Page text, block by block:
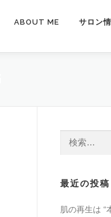
ABOUT ME サロン
最近の投稿
肌の再生は “